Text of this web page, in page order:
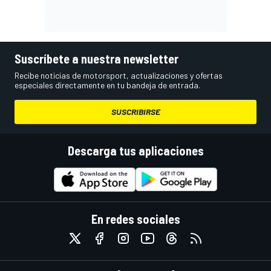
Suscríbete a nuestra newsletter
Recibe noticias de motorsport, actualizaciones y ofertas
especiales directamente en tu bandeja de entrada.
SUSCRIBIRSE
Descarga tus aplicaciones
En redes sociales